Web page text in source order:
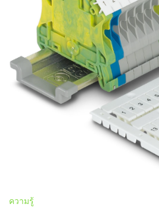
ความรู้